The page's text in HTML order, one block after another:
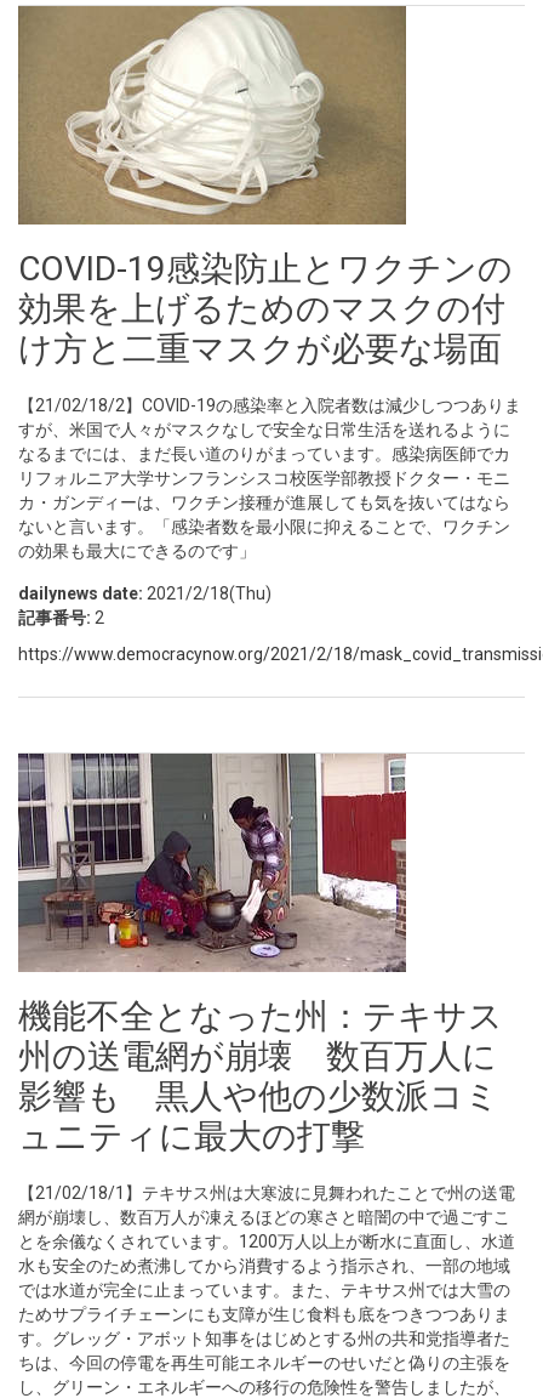
COVID-19感染防止とワクチンの
効果を上げるためのマスクの付
け方と二重マスクが必要な場面
【21/02/18/2】COVID-19の感染率と入院者数は減少しつつありま
すが、米国で人々がマスクなしで安全な日常生活を送れるように
なるまでには、まだ長い道のりがまっています。感染病医師でカ
リフォルニア大学サンフランシスコ校医学部教授ドクター・モニ
カ・ガンディーは、ワクチン接種が進展しても気を抜いてはなら
ないと言います。「感染者数を最小限に抑えることで、ワクチン
の効果も最大にできるのです」
dailynews date: 2021/2/18(Thu)
記事番号: 2
https://www.democracynow.org/2021/2/18/
機能不全となった州：テキサス
州の送電網が崩壊 数百万人に
影響も 黒人や他の少数派コミ
ュニティに最大の打撃
【21/02/18/1】テキサス州は大寒波に見舞われたことで州の送電
網が崩壊し、数百万人が凍えるほどの寒さと暗闇の中で過ごすこ
とを余儀なくされています。1200万人以上が断水に直面し、水道
水も安全のため煮沸してから消費するよう指示され、一部の地域
では水道が完全に止まっています。また、テキサス州では大雪の
ためサプライチェーンにも支障が生じ食料も底をつきつつありま
す。グレッグ・アボット知事をはじめとする州の共和党指導者た
ちは、今回の停電を再生可能エネルギーのせいだと偽りの主張を
し、グリーン・エネルギーへの移行の危険性を警告しましたが、